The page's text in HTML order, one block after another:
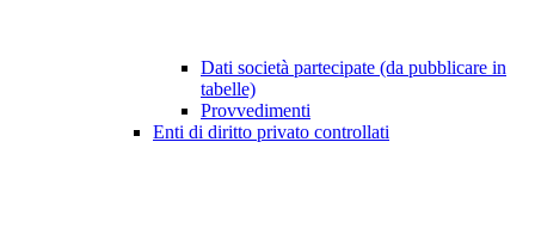
Dati società partecipate (da pubblicare in
tabelle)
Provvedimenti
Enti di diritto privato controllati